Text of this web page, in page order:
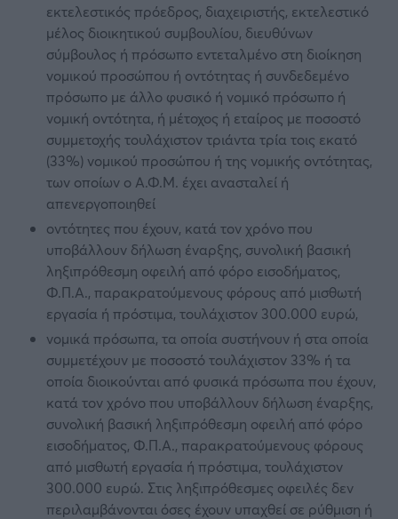
εκτελεστικός πρόεδρος, διαχειριστής, εκτελεστικό
μέλος διοικητικού συμβουλίου, διευθύνων
σύμβουλος ή πρόσωπο εντεταλμένο στη διοίκηση
νομικού προσώπου ή οντότητας ή συνδεδεμένο
πρόσωπο με άλλο φυσικό ή νομικό πρόσωπο ή
νομική οντότητα, ή μέτοχος ή εταίρος με ποσοστό
συμμετοχής τουλάχιστον τριάντα τρία τοις εκατό
(33%) νομικού προσώπου ή της νομικής οντότητας,
των οποίων ο Α.Φ.Μ. έχει ανασταλεί ή
απενεργοποιηθεί
οντότητες που έχουν, κατά τον χρόνο που
υποβάλλουν δήλωση έναρξης, συνολική βασική
ληξιπρόθεσμη οφειλή από φόρο εισοδήματος,
Φ.Π.Α., παρακρατούμενους φόρους από μισθωτή
εργασία ή πρόστιμα, τουλάχιστον 300.000 ευρώ,
νομικά πρόσωπα, τα οποία συστήνουν ή στα οποία
συμμετέχουν με ποσοστό τουλάχιστον 33% ή τα
οποία διοικούνται από φυσικά πρόσωπα που έχουν,
κατά τον χρόνο που υποβάλλουν δήλωση έναρξης,
συνολική βασική ληξιπρόθεσμη οφειλή από φόρο
εισοδήματος, Φ.Π.Α., παρακρατούμενους φόρους
από μισθωτή εργασία ή πρόστιμα, τουλάχιστον
300.000 ευρώ. Στις ληξιπρόθεσμες οφειλές δεν
περιλαμβάνονται όσες έχουν υπαχθεί σε ρύθμιση ή